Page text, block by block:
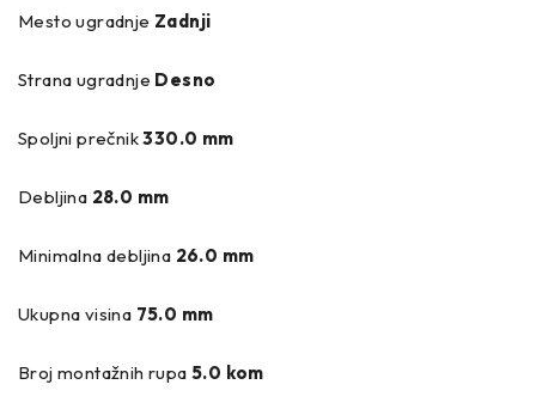
Mesto ugradnje Zadnji
Strana ugradnje Desno
Spoljni prečnik330.0 mm
Debljina 28.0 mm
Minimalna debljina 26.0 mm
Ukupna visina 75.0 mm
Broj montažnih rupa 5.0 kom